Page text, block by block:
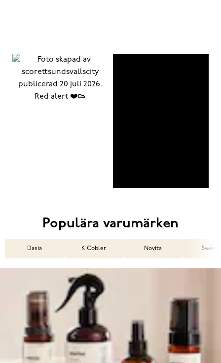
Populära varumärken
Dasia K.Cobler Novita